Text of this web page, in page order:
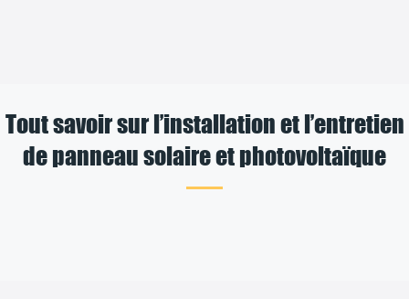
Tout savoir sur l’installation et l’entretien
de panneau solaire et photovoltaïque